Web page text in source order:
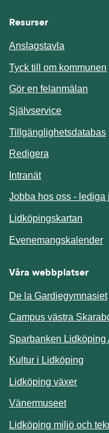
Resurser
Anslagstavla
Tyck till om kommunen
Gör en felanmälan
SjälvserviceLänk till
Tillgänglighetsdatabas
Redigera
IntranätLänk till annan
Jobba hos oss - lediga
Lidköpingskartan
Evenemangskalender
Våra webbplatser
De la Gardiegymnasiet
Campus västra
Sparbanken Lidköping
Kultur i Lidköping
Lidköping växer
Vänermuseet
Lidköping miljö och